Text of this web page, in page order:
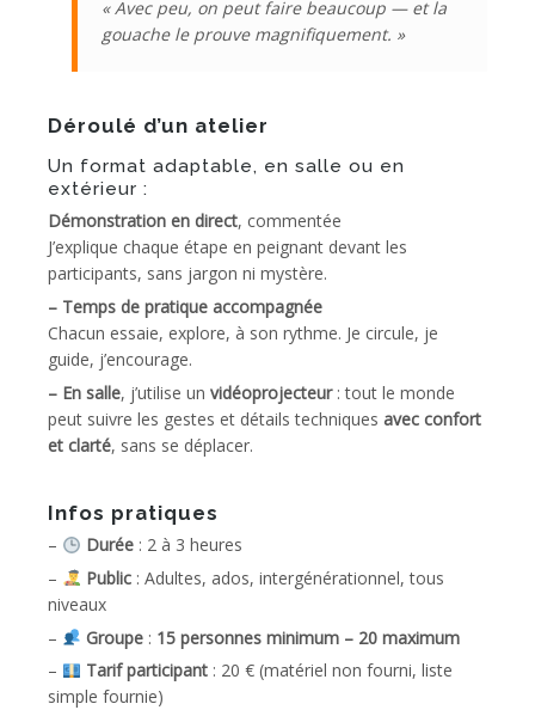
« Avec peu, on peut faire beaucoup — et la
gouache le prouve magnifiquement. »
Déroulé d’un atelier
Un format adaptable, en salle ou en
extérieur :
Démonstration en direct, commentée
J’explique chaque étape en peignant devant les
participants, sans jargon ni mystère.
– Temps de pratique accompagnée
Chacun essaie, explore, à son rythme. Je circule, je
guide, j’encourage.
– En salle, j’utilise un vidéoprojecteur: tout le monde
peut suivre les gestes et détails techniques avec confort
et clarté, sans se déplacer.
Infos pratiques
– Durée: 2 à 3 heures
–
Public: Adultes, ados, intergénérationnel, tous
niveaux
–
Groupe: 15 personnes minimum – 20 maximum
–
Tarif participant: 20 € (matériel non fourni, liste
simple fournie)